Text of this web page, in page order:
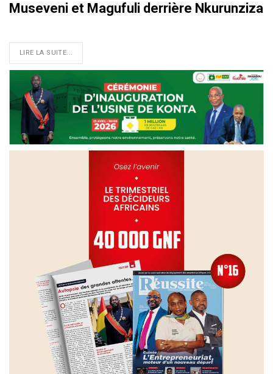
Museveni et Magufuli derrière Nkurunziza
LIRE LA SUITE...